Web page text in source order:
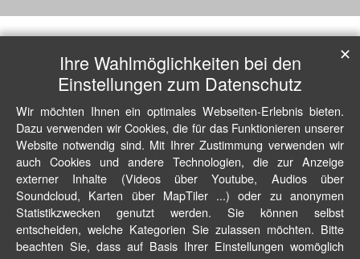
Ihre Wahlmöglichkeiten bei den
Einstellungen zum Datenschutz
Wir möchten Ihnen ein optimales Webseiten-Erlebnis bieten.
Dazu verwenden wir Cookies, die für das Funktionieren unserer
Website notwendig sind. Mit Ihrer Zustimmung verwenden wir
auch Cookies und andere Technologien, die zur Anzeige
externer Inhalte (Videos über Youtube, Audios über
Soundcloud, Karten über MapTiler ...) oder zu anonymen
Statistikzwecken genutzt werden. Sie können selbst
entscheiden, welche Kategorien Sie zulassen möchten. Bitte
beachten Sie, dass auf Basis Ihrer Einstellungen womöglich
✕